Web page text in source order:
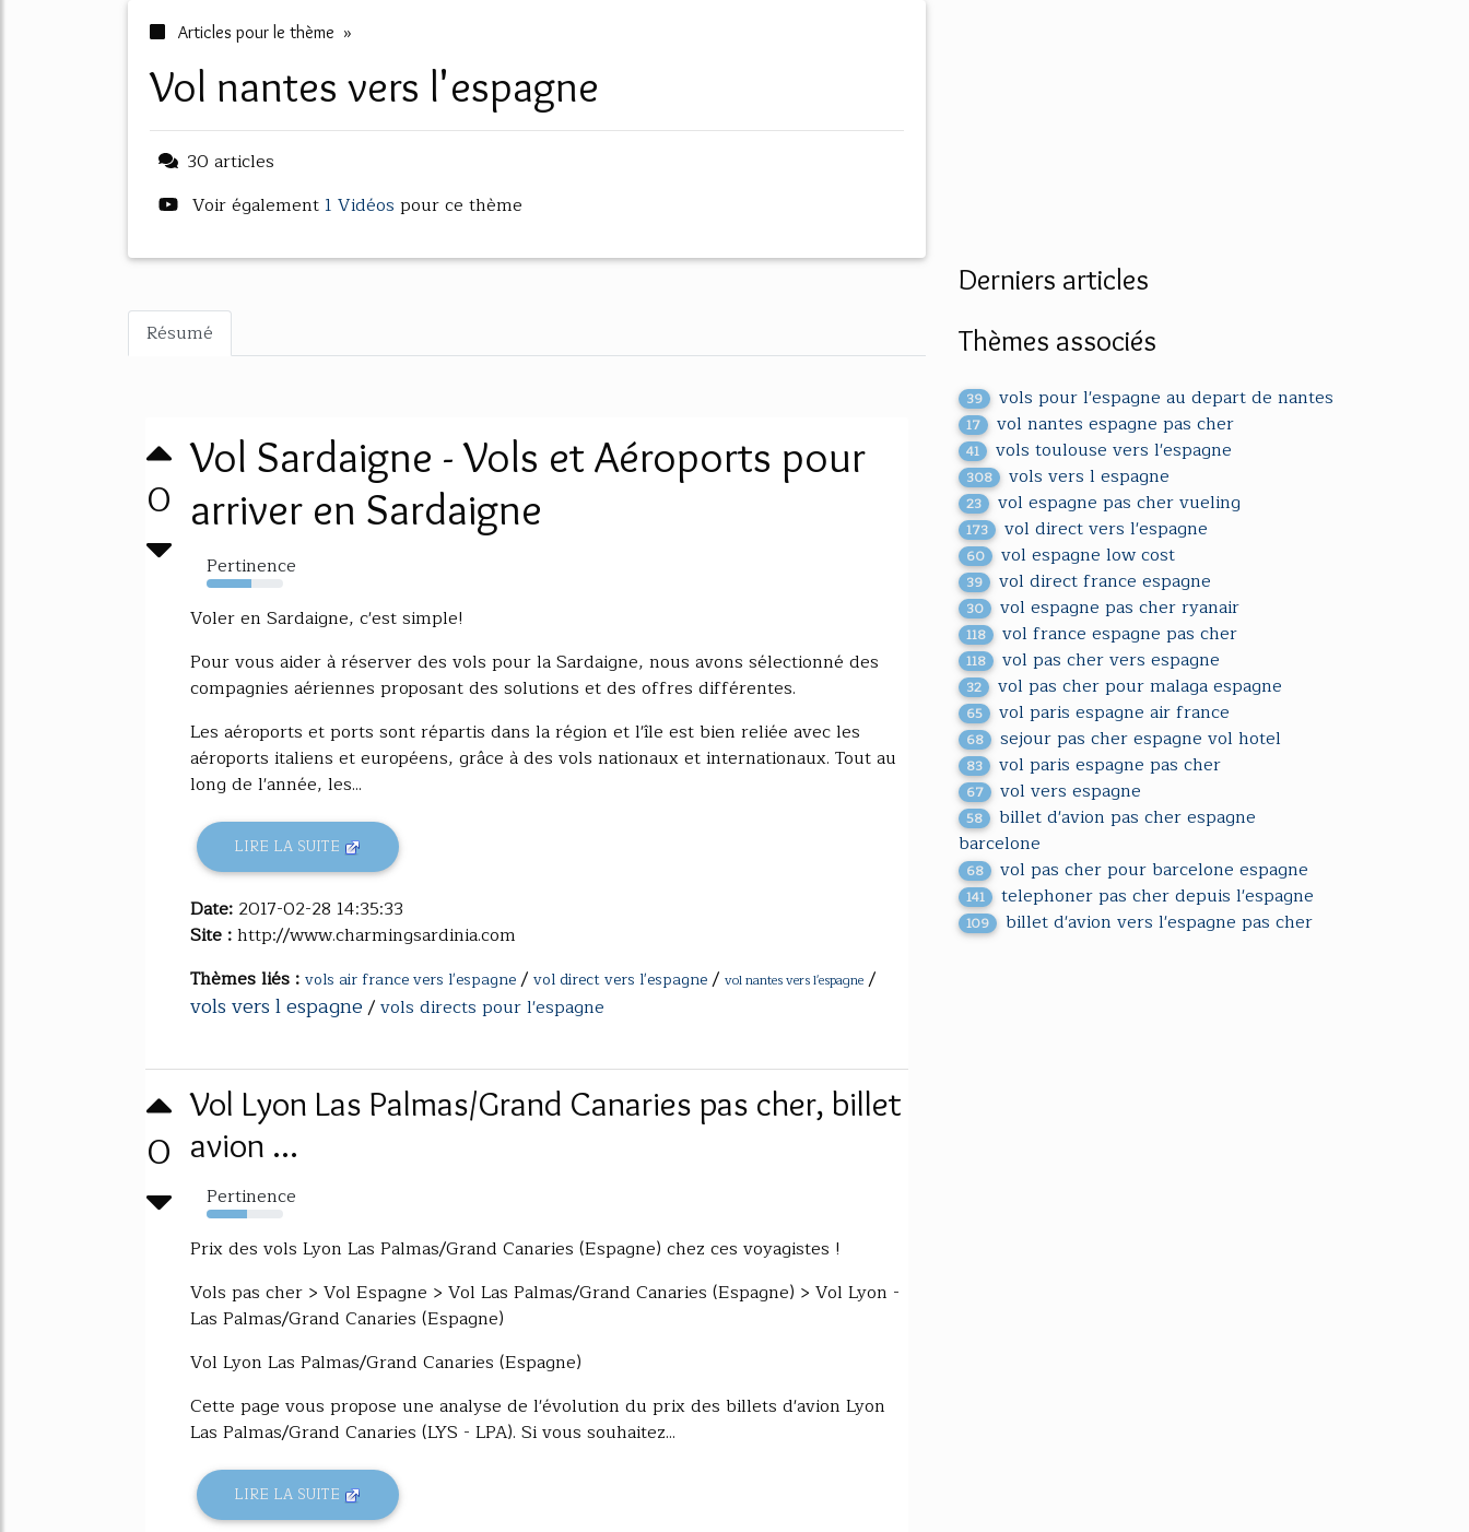
Articles pour le thème »
vol nantes vers l'espagne
30 articles
Voir également 1 Vidéos pour ce thème
Résumé
0
Vol Sardaigne - Vols et Aéroports pour
arriver en Sardaigne
Pertinence
58%
Voler en Sardaigne, c'est simple!
Pour vous aider à réserver des vols pour la Sardaigne, nous avons sélectionné des
compagnies aériennes proposant des solutions et des offres différentes.
Les aéroports et ports sont répartis dans la région et l'île est bien reliée avec les
aéroports italiens et européens, grâce à des vols nationaux et internationaux. Tout au
long de l'année, les...
LIRE LA SUITE
Date: 2017-02-28 14:35:33
Site :http://www.charmingsardinia.com
Thèmes liés : vols air france vers l'espagne/ vol direct vers l'espagne/ vol nantes vers l'espagne /
vols vers l espagne/vols directs pour l'espagne
0
Vol Lyon Las Palmas/Grand Canaries pas cher, billet
avion ...
Pertinence
53%
Prix des vols Lyon Las Palmas/Grand Canaries (Espagne) chez ces voyagistes !
Vols pas cher > Vol Espagne > Vol Las Palmas/Grand Canaries (Espagne) > Vol Lyon -
Las Palmas/Grand Canaries (Espagne)
Vol Lyon Las Palmas/Grand Canaries (Espagne)
Cette page vous propose une analyse de l'évolution du prix des billets d'avion Lyon
Las Palmas/Grand Canaries (LYS - LPA). Si vous souhaitez...
LIRE LA SUITE
Derniers articles
Thèmes associés
39 vols pour l'espagne au depart de nantes
17 vol nantes espagne pas cher
41 vols toulouse vers l'espagne
308 vols vers l espagne
23 vol espagne pas cher vueling
173 vol direct vers l'espagne
60 vol espagne low cost
39 vol direct france espagne
30 vol espagne pas cher ryanair
118 vol france espagne pas cher
118 vol pas cher vers espagne
32 vol pas cher pour malaga espagne
65 vol paris espagne air france
68 sejour pas cher espagne vol hotel
83 vol paris espagne pas cher
67 vol vers espagne
58
billet d'avion pas cher espagne
barcelone
68 vol pas cher pour barcelone espagne
141 telephoner pas cher depuis l'espagne
109 billet d'avion vers l'espagne pas cher